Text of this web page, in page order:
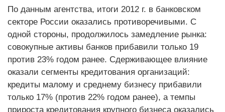
По данным агентства, итоги 2012 г. в банковском
секторе России оказались противоречивыми. С
одной стороны, продолжилось замедление рынка:
совокупные активы банков прибавили только 19
против 23% годом ранее. Сдерживающее влияние
оказали сегменты кредитования организаций:
кредиты малому и среднему бизнесу прибавили
только 17% (против 22% годом ранее), а темпы
прироста кредитования крупного бизнеса оказались